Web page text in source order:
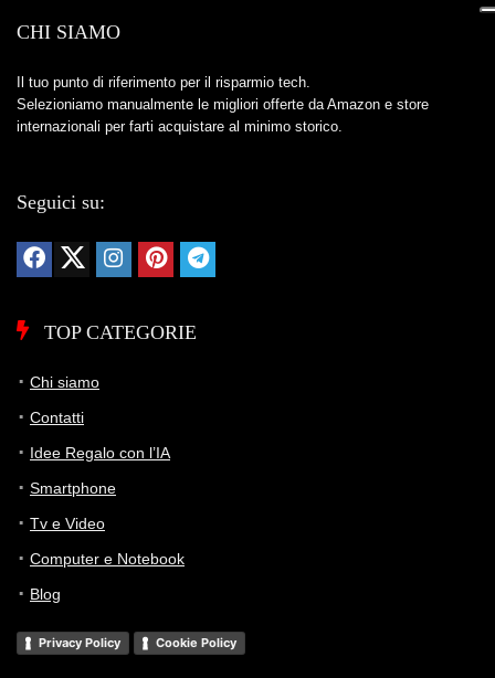
CHI SIAMO
Il tuo punto di riferimento per il risparmio tech.
Selezioniamo manualmente le migliori offerte da Amazon e store
internazionali per farti acquistare al minimo storico.
Seguici su:
TOP CATEGORIE
Chi siamo
Contatti
Idee Regalo con l’IA
Smartphone
Tv e Video
Computer e Notebook
Blog
Privacy Policy Cookie Policy